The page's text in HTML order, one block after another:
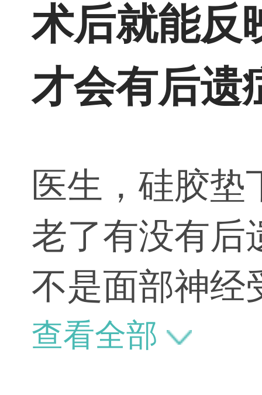
术后就能反
才会有后遗
医生，硅胶垫
老了有没有后
不是面部神经
的。如果有问
查看全部